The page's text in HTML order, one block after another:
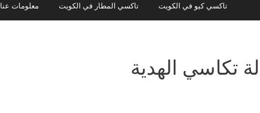
تاكسي كيو في الكويت تاكسي المطار في الكويت معلومات عنا
تكاسي الهدية